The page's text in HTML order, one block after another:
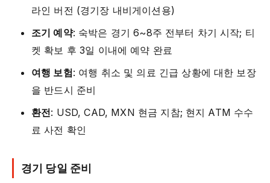
라인 버전 (경기장 내비게이션용)
조기 예약: 숙박은 경기 6~8주 전부터 차기 시작; 티
켓 확보 후 3일 이내에 예약 완료
여행 보험: 여행 취소 및 의료 긴급 상황에 대한 보장
을 반드시 준비
환전: USD, CAD, MXN 현금 지참; 현지 ATM 수수
료 사전 확인
경기 당일 준비